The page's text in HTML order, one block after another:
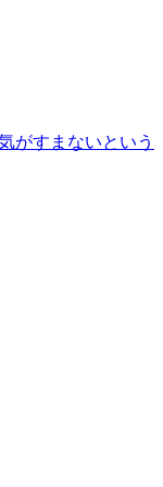
がすまないという